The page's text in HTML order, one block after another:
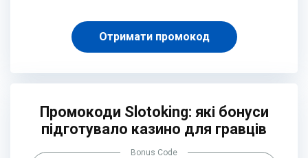
Отримати промокод
Промокоди Slotoking: які бонуси
підготувало казино для гравців
Bonus Code